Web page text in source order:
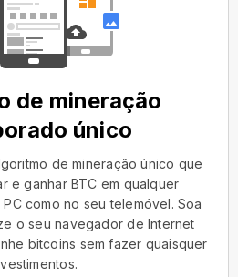
de mineração
único
de mineração único que
e ganhar BTC em qualquer
como no seu telemóvel. Soa
o seu navegador de Internet
bitcoins sem fazer quaisquer